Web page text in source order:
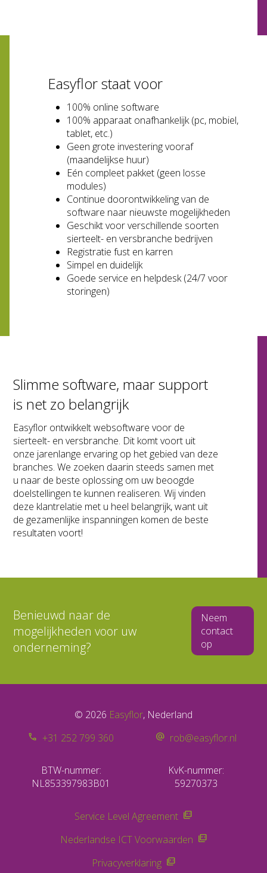
Easyflor staat voor
100% online software
100% apparaat onafhankelijk (pc, mobiel,
tablet, etc.)
Geen grote investering vooraf
(maandelijkse huur)
Eén compleet pakket (geen losse
modules)
Continue doorontwikkeling van de
software naar nieuwste mogelijkheden
Geschikt voor verschillende soorten
sierteelt- en versbranche bedrijven
Registratie fust en karren
Simpel en duidelijk
Goede service en helpdesk (24/7 voor
storingen)
Slimme software, maar support
is net zo belangrijk
Easyflor ontwikkelt websoftware voor de
sierteelt- en versbranche. Dit komt voort uit
onze jarenlange ervaring op het gebied van deze
branches. We zoeken daarin steeds samen met
u naar de beste oplossing om uw beoogde
doelstellingen te kunnen realiseren. Wij vinden
deze klantrelatie met u heel belangrijk, want uit
de gezamenlijke inspanningen komen de beste
resultaten voort!
Benieuwd naar de
mogelijkheden voor uw
onderneming?
Neem
contact
op
© 2026 Easyflor, Nederland
+31 252 799 360
rob@easyflor.nl
BTW-nummer:
NL853397983B01
KvK-nummer:
59270373
Service Level Agreement
Nederlandse ICT Voorwaarden
Privacyverklaring